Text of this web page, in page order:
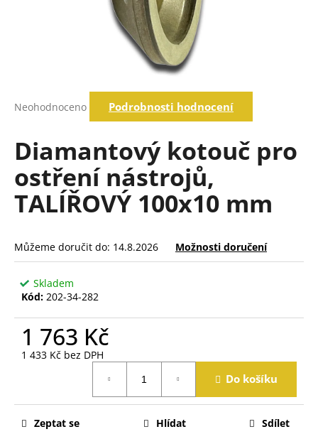
hodnocení
0,0
5
hvězdiček.
Neohodnoceno Podrobnosti hodnocení
Diamantový kotouč pro
ostření nástrojů,
TALÍŘOVÝ 100x10 mm
Můžeme doručit do: 14.8.2026 Možnosti doručení
Skladem
Kód: 202-34-282
1 763 Kč
1 433 Kč bez DPH
Do košíku
Zeptat se Hlídat Sdílet
j
í
?
Hledat
D
o
p
r
e
m